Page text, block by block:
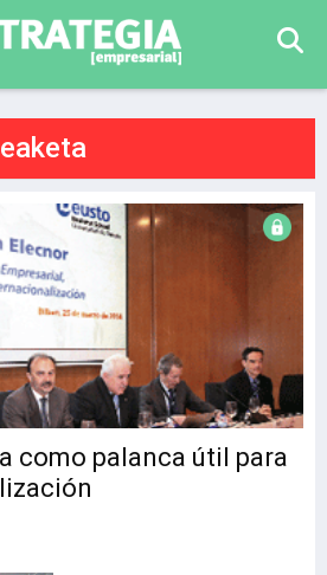
como palanca útil para